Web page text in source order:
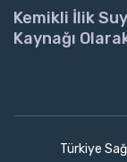
Kemikli İlik
Kaynağı
Türkiye